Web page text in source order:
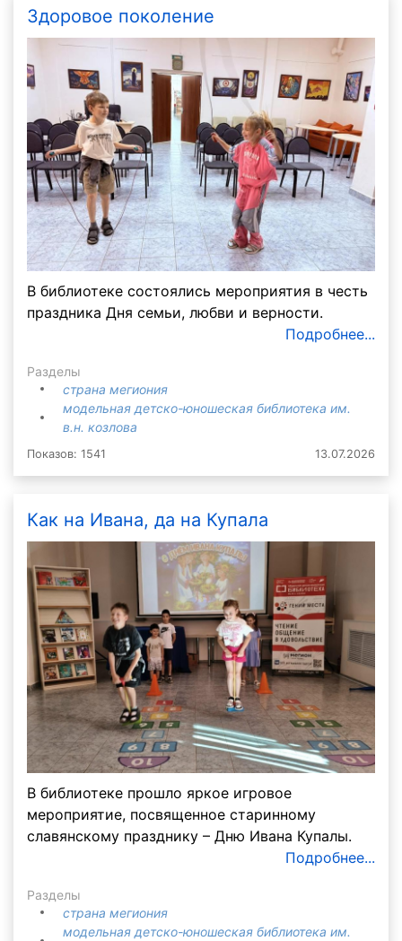
Здоровое поколение
В библиотеке состоялись мероприятия в честь
праздника Дня семьи, любви и верности.
Подробнее...
Разделы
страна мегиония
модельная детско-юношеская библиотека им.
в.н. козлова
Показов: 1541 13.07.2026
Как на Ивана, да на Купала
В библиотеке прошло яркое игровое
мероприятие, посвященное старинному
славянскому празднику – Дню Ивана Купалы.
Подробнее...
Разделы
страна мегиония
модельная детско-юношеская библиотека им.